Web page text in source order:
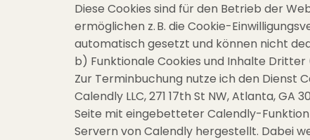
Diese Cookies sind für den Betrieb der
ermöglichen z. B. die Cookie-
automatisch gesetzt und können nicht
b) Funktionale Cookies und Inhalte Dritter
Zur Terminbuchung nutze ich den Dienst
Calendly LLC, 271 17th St NW, Atlanta, GA
Seite mit eingebetteter Calendly-
Servern von Calendly hergestellt. Dabei